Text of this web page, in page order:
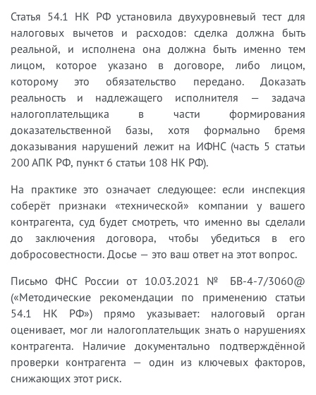
Статья 54.1 НК РФ установила двухуровневый тест для
налоговых вычетов и расходов: сделка должна быть
реальной, и исполнена она должна быть именно тем
лицом, которое указано в договоре, либо лицом,
которому это обязательство передано. Доказать
реальность и надлежащего исполнителя — задача
налогоплательщика в части формирования
доказательственной базы, хотя формально бремя
доказывания нарушений лежит на ИФНС (часть 5 статьи
200 АПК РФ, пункт 6 статьи 108 НК РФ).
На практике это означает следующее: если инспекция
соберёт признаки «технической» компании у вашего
контрагента, суд будет смотреть, что именно вы сделали
до заключения договора, чтобы убедиться в его
добросовестности. Досье — это ваш ответ на этот вопрос.
Письмо ФНС России от 10.03.2021 № БВ-4-7/3060@
(«Методические рекомендации по применению статьи
54.1 НК РФ») прямо указывает: налоговый орган
оценивает, мог ли налогоплательщик знать о нарушениях
контрагента. Наличие документально подтверждённой
проверки контрагента — один из ключевых факторов,
снижающих этот риск.